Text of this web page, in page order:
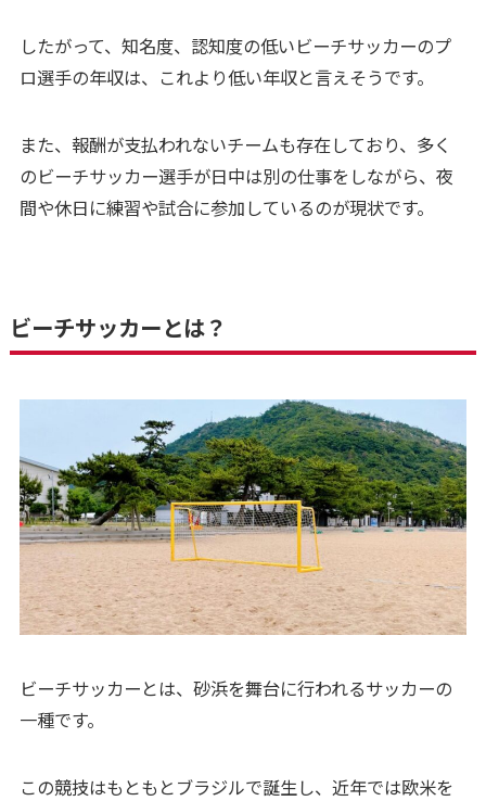
したがって、知名度、認知度の低いビーチサッカーのプ
ロ選手の年収は、これより低い年収と言えそうです。
また、報酬が支払われないチームも存在しており、多く
のビーチサッカー選手が日中は別の仕事をしながら、夜
間や休日に練習や試合に参加しているのが現状です。
ビーチサッカーとは？
ビーチサッカーとは、砂浜を舞台に行われるサッカーの
一種です。
この競技はもともとブラジルで誕生し、近年では欧米を